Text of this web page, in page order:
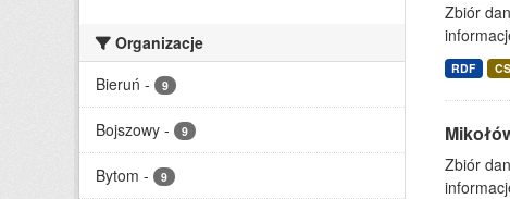
Organizacje
Bieruń - 9
Bojszowy - 9
Bytom - 9
Zbiór
RDF
Zbiór